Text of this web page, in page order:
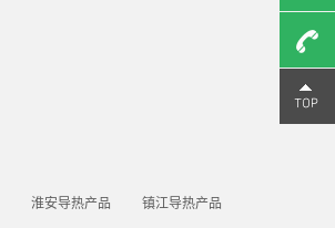
淮安导热产品 镇江导热产品